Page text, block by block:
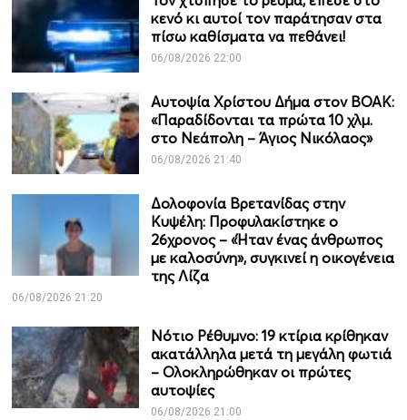
κενό κι αυτοί τον παράτησαν στα
πίσω καθίσματα να πεθάνει!
06/08/2026 22:00
Αυτοψία Χρίστου Δήμα στον ΒΟΑΚ:
«Παραδίδονται τα πρώτα 10 χλμ.
στο Νεάπολη – Άγιος Νικόλαος»
06/08/2026 21:40
Δολοφονία Βρετανίδας στην
Κυψέλη: Προφυλακίστηκε ο
26χρονος – «Ήταν ένας άνθρωπος
με καλοσύνη», συγκινεί η οικογένεια
της Λίζα
06/08/2026 21:20
Νότιο Ρέθυμνο: 19 κτίρια κρίθηκαν
ακατάλληλα μετά τη μεγάλη φωτιά
– Ολοκληρώθηκαν οι πρώτες
αυτοψίες
06/08/2026 21:00